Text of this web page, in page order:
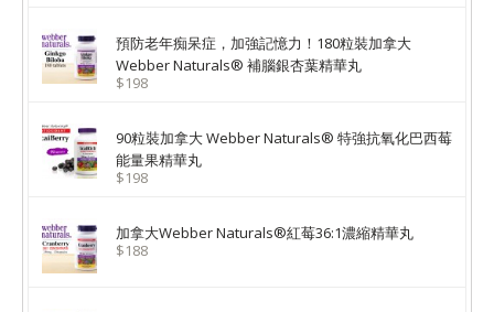
預防老年痴呆症，加強記憶力！180粒裝加拿大
Webber Naturals® 補腦銀杏葉精華丸
$198
90粒裝加拿大 Webber Naturals® 特強抗氧化巴西莓
能量果精華丸
$198
加拿大Webber Naturals®紅莓36:1濃縮精華丸
$188